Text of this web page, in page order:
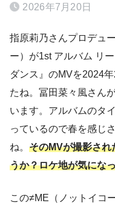
2026年7月20日
指原莉乃さんプロデュ
ー）が1st アルバム リ
ダンス』のMVを2024
たね。冨田菜々風さん
います。アルバムのタ
っているので春を感じ
ね。 そのMVが撮影され
うか？ロケ地が気にな
この≠ME（ノットイコ